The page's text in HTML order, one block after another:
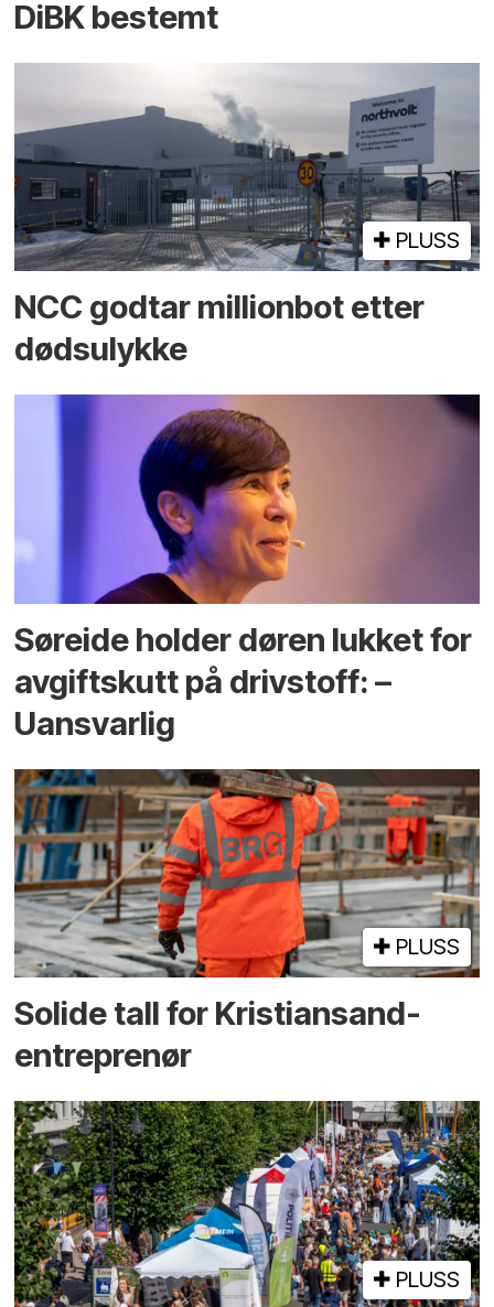
DiBK bestemt
PLUSS
NCC godtar millionbot etter
dødsulykke
Søreide holder døren lukket for
avgiftskutt på drivstoff: –
Uansvarlig
PLUSS
Solide tall for Kristiansand-
entreprenør
PLUSS